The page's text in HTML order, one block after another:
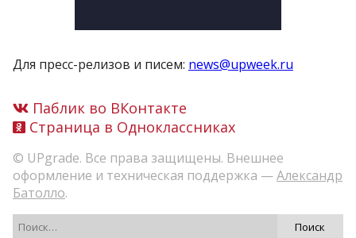
Для пресс-релизов и писем: news@upweek.ru
Паблик во ВКонтакте
Страница в Одноклассниках
© UPgrade. Все права защищены. Внешнее
оформление и техническая поддержка —Александр
Батолло.